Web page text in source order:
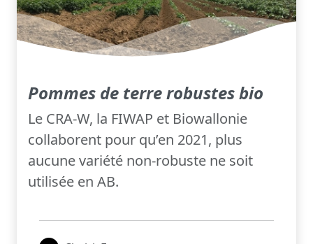
Pommes de terre robustes bio
Le CRA-W, la FIWAP et Biowallonie
collaborent pour qu’en 2021, plus
aucune variété non-robuste ne soit
utilisée en AB.